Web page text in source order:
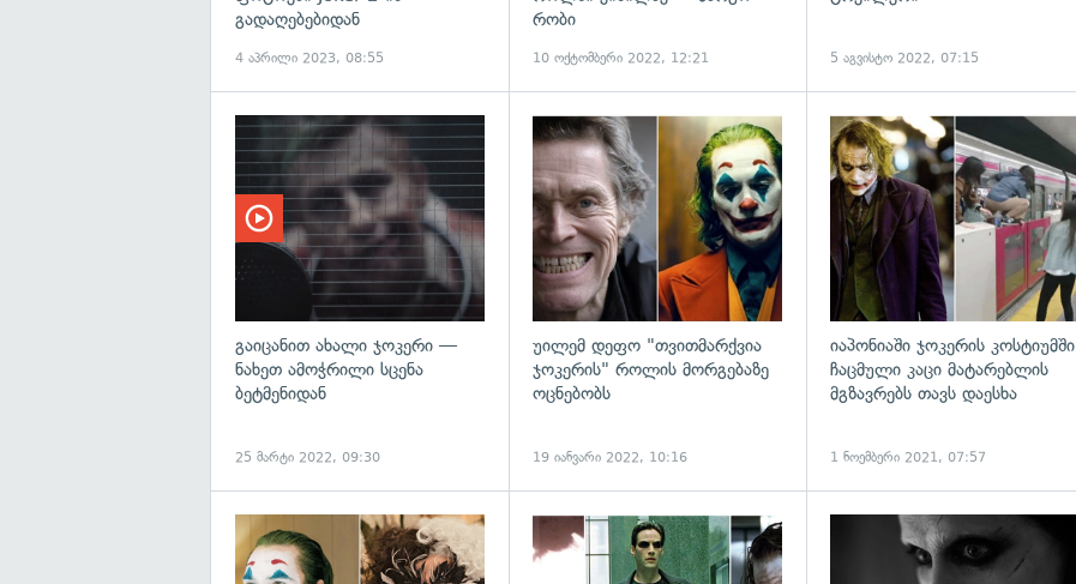
გადაღებებიდან
4 აპრილი 2023, 08:55
რობი
10 ოქტომბერი 2022, 12:21 5 აგვისტო 2022, 07:15
გაიცანით ახალი ჯოკერი —
ნახეთ ამოჭრილი სცენა
ბეტმენიდან
25 მარტი 2022, 09:30
გადახედვა
უილემ დეფო "თვითმარქვია
ჯოკერის" როლის მორგებაზე
ოცნებობს
19 იანვარი 2022, 10:16
იაპონიაში ჯოკერის კოსტიუმში
ჩაცმული კაცი მატარებლის
მგზავრებს თავს დაესხა
1 ნოემბერი 2021, 07:57
გადახედვა